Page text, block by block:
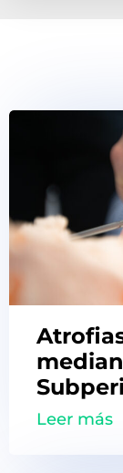
Leer más